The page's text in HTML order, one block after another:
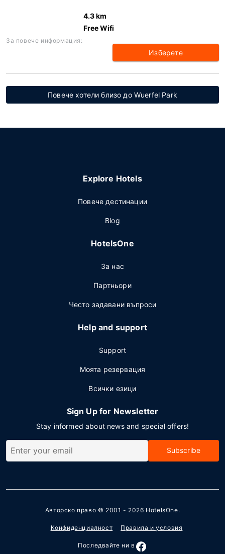
4.3 km
Free Wifi
За повече информация:
Изберете
Повече хотели близо до Wuerfel Park
Explore Hotels
Повече дестинации
Blog
HotelsOne
За нас
Партньори
Често задавани въпроси
Help and support
Support
Моята резервация
Всички езици
Sign Up for Newsletter
Stay informed about news and special offers!
Subscribe
Авторско право © 2001 - 2026 HotelsOne.
Конфиденциалност Правила и условия
Последвайте ни в